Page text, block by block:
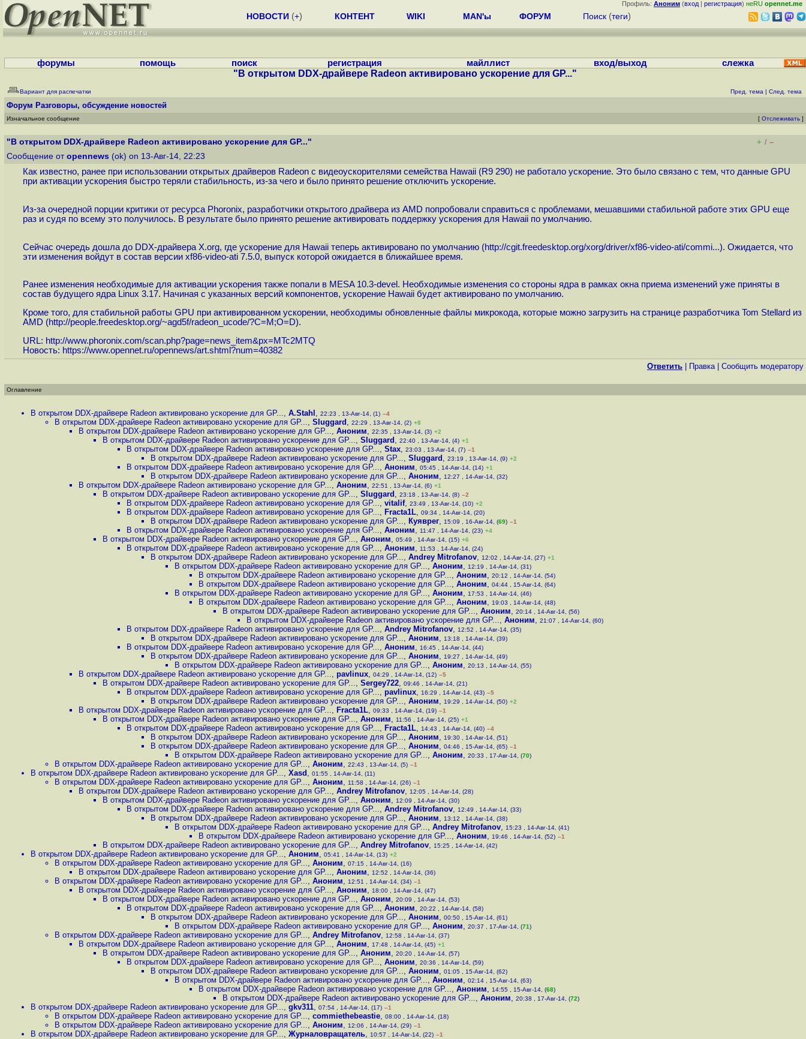
Профиль: Аноним (вход | регистрация) неRU opennet.me
НОВОСТИ (+) КОНТЕНТ WIKI MAN'ы ФОРУМ Поиск (теги)
форумы помощь поиск регистрация майллист вход/выход слежка
"В открытом DDX-драйвере Radeon активировано ускорение для GP..."
Вариант для распечатки Пред. тема | След. тема
Форум Разговоры, обсуждение новостей
Изначальное сообщение [ Отслеживать ]
"В открытом DDX-драйвере Radeon активировано ускорение для GP..." + / –
Сообщение от opennews (ok) on 13-Авг-14, 22:23
Как известно, ранее при использовании открытых драйверов Radeon с видеоускорителями семейства Hawaii (R9 290) не работало ускорение. Это было связано с тем, что данные GPU
при активации ускорения быстро теряли стабильность, из-за чего и было принято решение отключить ускорение.
Из-за очередной порции критики от ресурса Phoronix, разработчики открытого драйвера из AMD попробовали справиться с проблемами, мешавшими стабильной работе этих GPU еще
раз и судя по всему это получилось. В результате было принято решение активировать поддержку ускорения для Hawaii по умолчанию.
Сейчас очередь дошла до DDX-драйвера X.org, где ускорение для Hawaii теперь активировано по умолчанию (http://cgit.freedesktop.org/xorg/driver/xf86-video-ati/commi...). Ожидается, что
эти изменения войдут в состав версии xf86-video-ati 7.5.0, выпуск которой ожидается в ближайшее время.
Ранее изменения необходимые для активации ускорения также попали в MESA 10.3-devel. Необходимые изменения со стороны ядра в рамках окна приема изменений уже приняты в
состав будущего ядра Linux 3.17. Начиная с указанных версий компонентов, ускорение Hawaii будет активировано по умолчанию.
Кроме того, для стабильной работы GPU при активированном ускорении, необходимы обновленные файлы микрокода, которые можно загрузить на странице разработчика Tom Stellard из
AMD (http://people.freedesktop.org/~agd5f/radeon_ucode/?C=M;O=D).
URL: http://www.phoronix.com/scan.php?page=news_item&px=MTc2MTQ
Новость: https://www.opennet.ru/opennews/art.shtml?num=40382
Ответить Правка| Cообщить модератору
Оглавление
В открытом DDX-драйвере Radeon активировано ускорение для GP..., A.Stahl , 22:23 , 13-Авг-14, (1) –4
В открытом DDX-драйвере Radeon активировано ускорение для GP..., Sluggard , 22:29 , 13-Авг-14, (2) +8
В открытом DDX-драйвере Radeon активировано ускорение для GP..., Аноним, 22:35 , 13-Авг-14, (3) +2
В открытом DDX-драйвере Radeon активировано ускорение для GP..., Sluggard , 22:40 , 13-Авг-14, (4) +1
В открытом DDX-драйвере Radeon активировано ускорение для GP..., Stax, 23:03 , 13-Авг-14, (7) –1
В открытом DDX-драйвере Radeon активировано ускорение для GP..., Sluggard , 23:19 , 13-Авг-14, (9) +2
В открытом DDX-драйвере Radeon активировано ускорение для GP..., Аноним, 05:45 , 14-Авг-14, (14) +1
В открытом DDX-драйвере Radeon активировано ускорение для GP..., Аноним, 12:27 , 14-Авг-14, (32)
В открытом DDX-драйвере Radeon активировано ускорение для GP..., Аноним, 22:51 , 13-Авг-14, (6) +1
В открытом DDX-драйвере Radeon активировано ускорение для GP..., Sluggard , 23:18 , 13-Авг-14, (8) –2
В открытом DDX-драйвере Radeon активировано ускорение для GP..., vitalif, 23:49 , 13-Авг-14, (10) +2
В открытом DDX-драйвере Radeon активировано ускорение для GP..., Fracta1L, 09:34 , 14-Авг-14, (20)
В открытом DDX-драйвере Radeon активировано ускорение для GP..., Куяврег, 15:09 , 16-Авг-14, (69) –1
В открытом DDX-драйвере Radeon активировано ускорение для GP..., Аноним, 11:47 , 14-Авг-14, (23) +4
В открытом DDX-драйвере Radeon активировано ускорение для GP..., Аноним, 05:49 , 14-Авг-14, (15) +6
В открытом DDX-драйвере Radeon активировано ускорение для GP..., Аноним, 11:53 , 14-Авг-14, (24)
В открытом DDX-драйвере Radeon активировано ускорение для GP..., Andrey Mitrofanov, 12:02 , 14-Авг-14, (27) +1
В открытом DDX-драйвере Radeon активировано ускорение для GP..., Аноним, 12:19 , 14-Авг-14, (31)
В открытом DDX-драйвере Radeon активировано ускорение для GP..., Аноним, 20:12 , 14-Авг-14, (54)
В открытом DDX-драйвере Radeon активировано ускорение для GP..., Аноним, 04:44 , 15-Авг-14, (64)
В открытом DDX-драйвере Radeon активировано ускорение для GP..., Аноним, 17:53 , 14-Авг-14, (46)
В открытом DDX-драйвере Radeon активировано ускорение для GP..., Аноним, 19:03 , 14-Авг-14, (48)
В открытом DDX-драйвере Radeon активировано ускорение для GP..., Аноним, 20:14 , 14-Авг-14, (56)
В открытом DDX-драйвере Radeon активировано ускорение для GP..., Аноним, 21:07 , 14-Авг-14, (60)
В открытом DDX-драйвере Radeon активировано ускорение для GP..., Andrey Mitrofanov, 12:52 , 14-Авг-14, (35)
В открытом DDX-драйвере Radeon активировано ускорение для GP..., Аноним, 13:18 , 14-Авг-14, (39)
В открытом DDX-драйвере Radeon активировано ускорение для GP..., Аноним, 16:45 , 14-Авг-14, (44)
В открытом DDX-драйвере Radeon активировано ускорение для GP..., Аноним, 19:27 , 14-Авг-14, (49)
В открытом DDX-драйвере Radeon активировано ускорение для GP..., Аноним, 20:13 , 14-Авг-14, (55)
В открытом DDX-драйвере Radeon активировано ускорение для GP..., pavlinux, 04:29 , 14-Авг-14, (12) –5
В открытом DDX-драйвере Radeon активировано ускорение для GP..., Sergey722, 09:46 , 14-Авг-14, (21)
В открытом DDX-драйвере Radeon активировано ускорение для GP..., pavlinux, 16:29 , 14-Авг-14, (43) –5
В открытом DDX-драйвере Radeon активировано ускорение для GP..., Аноним, 19:29 , 14-Авг-14, (50) +2
В открытом DDX-драйвере Radeon активировано ускорение для GP..., Fracta1L, 09:33 , 14-Авг-14, (19) –1
В открытом DDX-драйвере Radeon активировано ускорение для GP..., Аноним, 11:56 , 14-Авг-14, (25) +1
В открытом DDX-драйвере Radeon активировано ускорение для GP..., Fracta1L, 14:43 , 14-Авг-14, (40) –4
В открытом DDX-драйвере Radeon активировано ускорение для GP..., Аноним, 19:30 , 14-Авг-14, (51)
В открытом DDX-драйвере Radeon активировано ускорение для GP..., Аноним, 04:46 , 15-Авг-14, (65) –1
В открытом DDX-драйвере Radeon активировано ускорение для GP..., Аноним, 20:33 , 17-Авг-14, (70)
В открытом DDX-драйвере Radeon активировано ускорение для GP..., Аноним, 22:43 , 13-Авг-14, (5) –1
В открытом DDX-драйвере Radeon активировано ускорение для GP..., Xasd , 01:55 , 14-Авг-14, (11)
В открытом DDX-драйвере Radeon активировано ускорение для GP..., Аноним, 11:58 , 14-Авг-14, (26) –1
В открытом DDX-драйвере Radeon активировано ускорение для GP..., Andrey Mitrofanov, 12:05 , 14-Авг-14, (28)
В открытом DDX-драйвере Radeon активировано ускорение для GP..., Аноним, 12:09 , 14-Авг-14, (30)
В открытом DDX-драйвере Radeon активировано ускорение для GP..., Andrey Mitrofanov, 12:49 , 14-Авг-14, (33)
В открытом DDX-драйвере Radeon активировано ускорение для GP..., Аноним, 13:12 , 14-Авг-14, (38)
В открытом DDX-драйвере Radeon активировано ускорение для GP..., Andrey Mitrofanov, 15:23 , 14-Авг-14, (41)
В открытом DDX-драйвере Radeon активировано ускорение для GP..., Аноним, 19:46 , 14-Авг-14, (52) –1
В открытом DDX-драйвере Radeon активировано ускорение для GP..., Andrey Mitrofanov, 15:25 , 14-Авг-14, (42)
В открытом DDX-драйвере Radeon активировано ускорение для GP..., Аноним, 05:41 , 14-Авг-14, (13) +2
В открытом DDX-драйвере Radeon активировано ускорение для GP..., Аноним, 07:15 , 14-Авг-14, (16)
В открытом DDX-драйвере Radeon активировано ускорение для GP..., Аноним, 12:52 , 14-Авг-14, (36)
В открытом DDX-драйвере Radeon активировано ускорение для GP..., Аноним, 12:51 , 14-Авг-14, (34) –1
В открытом DDX-драйвере Radeon активировано ускорение для GP..., Аноним, 18:00 , 14-Авг-14, (47)
В открытом DDX-драйвере Radeon активировано ускорение для GP..., Аноним, 20:09 , 14-Авг-14, (53)
В открытом DDX-драйвере Radeon активировано ускорение для GP..., Аноним, 20:22 , 14-Авг-14, (58)
В открытом DDX-драйвере Radeon активировано ускорение для GP..., Аноним, 00:50 , 15-Авг-14, (61)
В открытом DDX-драйвере Radeon активировано ускорение для GP..., Аноним, 20:37 , 17-Авг-14, (71)
В открытом DDX-драйвере Radeon активировано ускорение для GP..., Andrey Mitrofanov, 12:58 , 14-Авг-14, (37)
В открытом DDX-драйвере Radeon активировано ускорение для GP..., Аноним, 17:48 , 14-Авг-14, (45) +1
В открытом DDX-драйвере Radeon активировано ускорение для GP..., Аноним, 20:20 , 14-Авг-14, (57)
В открытом DDX-драйвере Radeon активировано ускорение для GP..., Аноним, 20:36 , 14-Авг-14, (59)
В открытом DDX-драйвере Radeon активировано ускорение для GP..., Аноним, 01:05 , 15-Авг-14, (62)
В открытом DDX-драйвере Radeon активировано ускорение для GP..., Аноним, 02:14 , 15-Авг-14, (63)
В открытом DDX-драйвере Radeon активировано ускорение для GP..., Аноним, 14:55 , 15-Авг-14, (68)
В открытом DDX-драйвере Radeon активировано ускорение для GP..., Аноним, 20:38 , 17-Авг-14, (72)
В открытом DDX-драйвере Radeon активировано ускорение для GP..., gkv311, 07:54 , 14-Авг-14, (17) –1
В открытом DDX-драйвере Radeon активировано ускорение для GP..., commiethebeastie, 08:00 , 14-Авг-14, (18)
В открытом DDX-драйвере Radeon активировано ускорение для GP..., Аноним, 12:06 , 14-Авг-14, (29) –1
В открытом DDX-драйвере Radeon активировано ускорение для GP..., Журналовращатель, 10:57 , 14-Авг-14, (22) –1